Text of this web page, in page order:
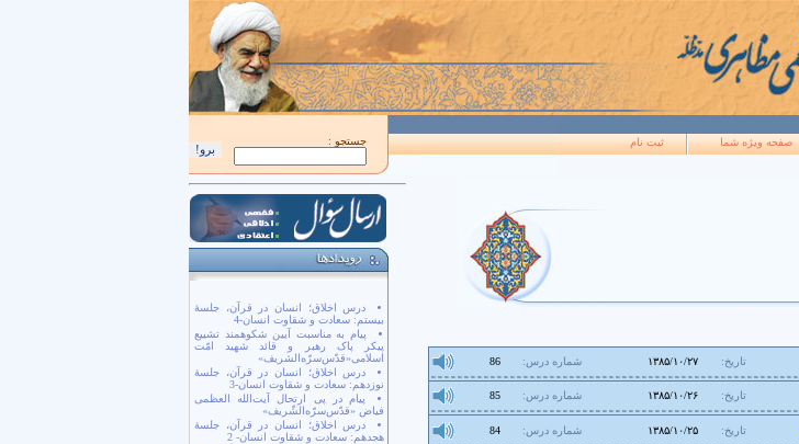
جستجو : صفحه ويژه شما ثبت نام
درس اخلاق؛ انسان در قرآن، جلسۀ
بیستم: سعادت و شقاوت انسان-4
پیام به مناسبت آیین شکوهمند تشییع
پیکر پاک رهبر و قائد شهید امّت
اسلامی«قدّس‌سرّه‌الشریف»
درس اخلاق؛ انسان در قرآن، جلسۀ
نوزدهم: سعادت و شقاوت انسان-3
پیام در پی ارتحال آیت‌الله العظمی
فیاض «قدّس‌سرّه‌الشّریف»
درس اخلاق؛ انسان در قرآن، جلسۀ
هجدهم: سعادت و شقاوت انسان- 2
تاریخ: ۱۳۸۵/۱۰/۲۷ شماره درس: 86
تاریخ: ۱۳۸۵/۱۰/۲۶ شماره درس: 85
تاریخ: ۱۳۸۵/۱۰/۲۵ شماره درس: 84